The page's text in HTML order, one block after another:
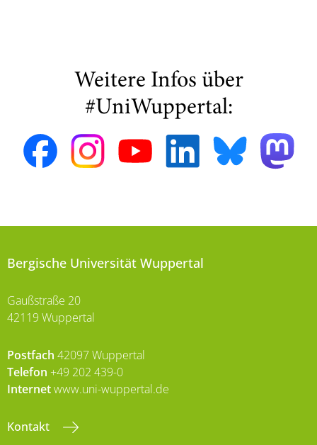
Weitere Infos über
#UniWuppertal:
Bergische Universität Wuppertal
Gaußstraße 20
42119 Wuppertal
Postfach 42097 Wuppertal
Telefon +49 202 439-0
Internetwww.uni-wuppertal.de
Kontakt